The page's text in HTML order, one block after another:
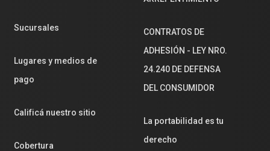
Sucursales
Lugares y medios de
pago
Calificá nuestro sitio
Cobertura
CONTRATOS DE
ADHESIÓN - LEY NRO.
24.240 DE DEFENSA
DEL CONSUMIDOR
La portabilidad es tu
derecho